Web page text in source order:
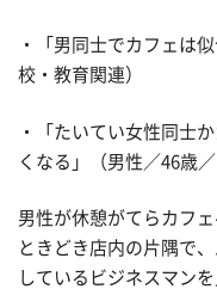
・「男同士でカフェは
校・教育関連）
・「たいてい女性同士
くなる」（男性／46歳／
男性が休憩がてらカフ
ときどき店内の片隅で
しているビジネスマン